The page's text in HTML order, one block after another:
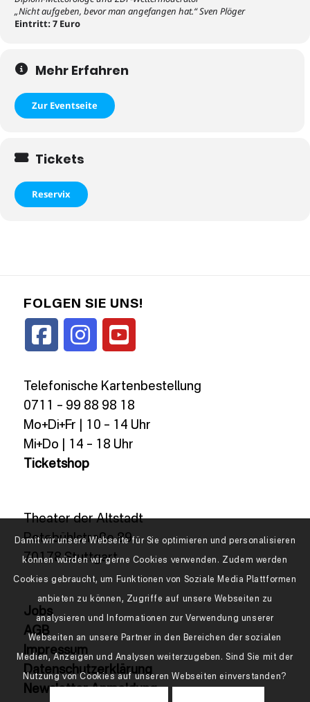
„Nicht aufgeben, bevor man angefangen hat.“ Sven Plöger
Eintritt: 7 Euro
Mehr Erfahren
Zur Eventseite
Tickets
Reservix
FOLGEN SIE UNS!
Telefonische Kartenbestellung
0711 – 99 88 98 18
Mo+Di+Fr | 10 – 14 Uhr
Mi+Do | 14 – 18 Uhr
Ticketshop
Theater der Altstadt
Rotebühlstraße 89
70178 Stuttgart
Jobs
AGB
Impressum
Datenschutzerklärung
Newsletter Anmeldung
Damit wir unsere Webseite für Sie optimieren und personalisieren
können würden wir gerne Cookies verwenden. Zudem werden
Cookies gebraucht, um Funktionen von Soziale Media Plattformen
anbieten zu können, Zugriffe auf unsere Webseiten zu
analysieren und Informationen zur Verwendung unserer
Webseiten an unsere Partner in den Bereichen der sozialen
Medien, Anzeigen und Analysen weiterzugeben. Sind Sie mit der
Nutzung von Cookies auf unseren Webseiten einverstanden?